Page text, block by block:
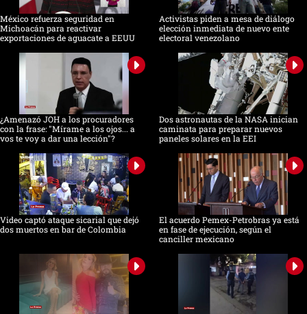
México refuerza seguridad en
Michoacán para reactivar
exportaciones de aguacate a EEUU
Activistas piden a mesa de diálogo
elección inmediata de nuevo ente
electoral venezolano
¿Amenazó JOH a los procuradores
con la frase: "Mírame a los ojos... a
vos te voy a dar una lección"?
Dos astronautas de la NASA inician
caminata para preparar nuevos
paneles solares en la EEI
Video captó ataque sicarial que dejó
dos muertos en bar de Colombia
El acuerdo Pemex-Petrobras ya está
en fase de ejecución, según el
canciller mexicano